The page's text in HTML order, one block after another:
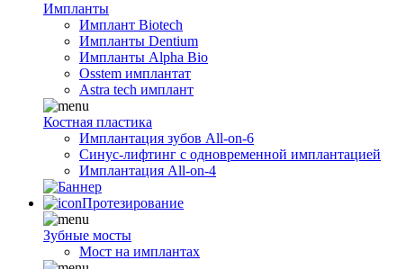
Импланты
Имплант Biotech
Импланты Dentium
Импланты Alpha Bio
Osstem имплантат
Astra tech имплант
Костная пластика
Имплантация зубов All-on-6
Синус-лифтинг с одновременной имплантацией
Имплантация All-on-4
Протезирование
Зубные мосты
Мост на имплантах